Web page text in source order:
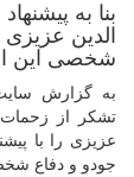
بنا به
الدین
شخصی این
به گزارش
تشکر از
عزیزی را با
جودو و دفاع